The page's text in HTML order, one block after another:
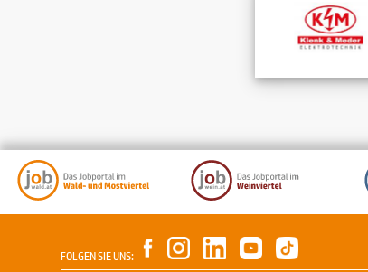
FOLGEN SIE UNS: